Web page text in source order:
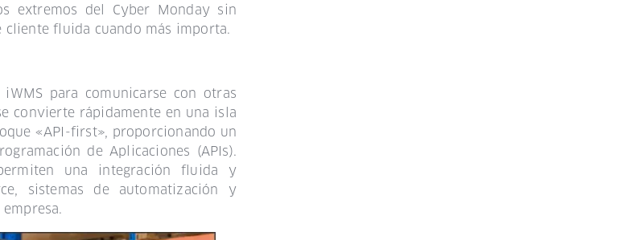
extremos del Cyber Monday sin
fluida cuando más importa.
para comunicarse con otras
convierte rápidamente en una isla
«API-first», proporcionando un
de Aplicaciones (APIs).
una integración fluida y
sistemas de automatización y